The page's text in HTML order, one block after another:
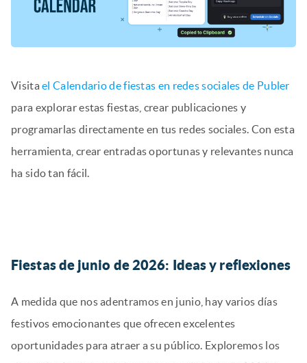
Visitael Calendario de fiestas en redes sociales de Publer
para explorar estas fiestas, crear publicaciones y
programarlas directamente en tus redes sociales. Con esta
herramienta, crear entradas oportunas y relevantes nunca
ha sido tan fácil.
Fiestas de junio de 2026: Ideas y reflexiones
A medida que nos adentramos en junio, hay varios días
festivos emocionantes que ofrecen excelentes
oportunidades para atraer a su público. Exploremos los